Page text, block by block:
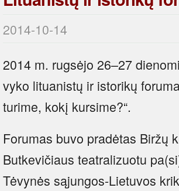
2014-10-14
2014 m. rugsėjo 26–27
vyko lituanistų ir istorikų
turime, kokį kursime?“.
Forumas buvo pradėtas Biržų
Butkevičiaus teatralizuotu
Tėvynės sąjungos-Lietuvos